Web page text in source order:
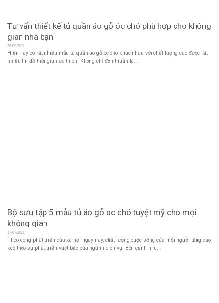
Tư vấn thiết kế tủ quần áo gỗ óc chó phù hợp cho không
gian nhà bạn
28/09/2021
Hiện nay có rất nhiều mẫu tủ quần áo gỗ óc chó khác nhau với chất lượng cao được rất
nhiều tín đồ thời gian ưa thích. Không chỉ đơn thuần là...
Bộ sưu tập 5 mẫu tủ áo gỗ óc chó tuyệt mỹ cho mọi
không gian
27/07/2021
Theo dòng phát triển của xã hội ngày nay, chất lượng cuộc sống của mỗi người tăng cao
kéo theo sự phát triển vượt bậc của ngành dịch vụ. Bên cạnh nhu...